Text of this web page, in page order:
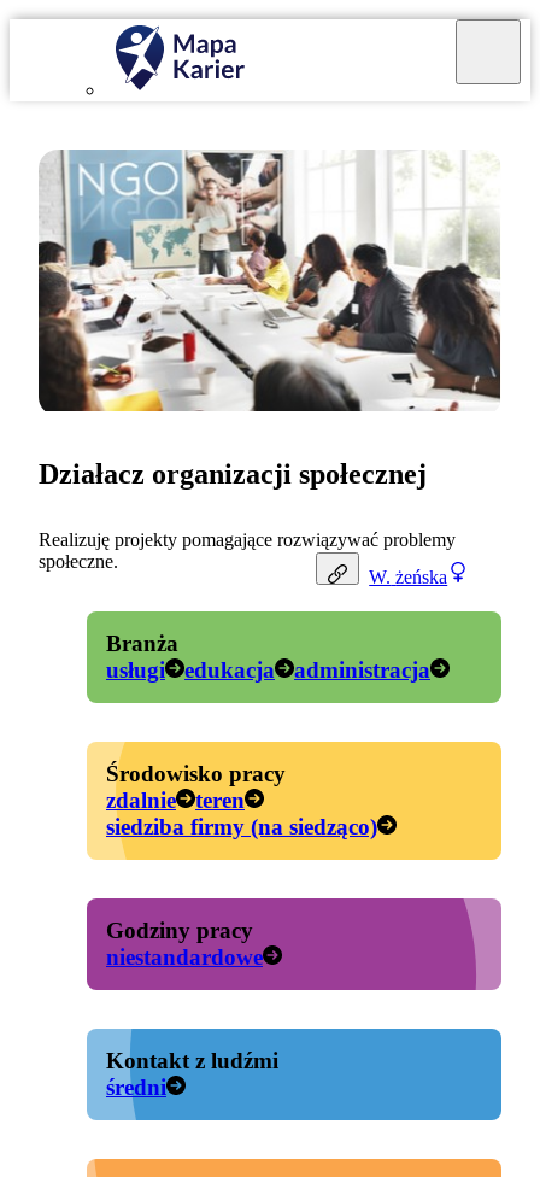
W. żeńska
Działacz organizacji społecznej
Realizuję projekty pomagające rozwiązywać problemy
społeczne.
Branża
usługi
edukacja administracja
Środowisko pracy
zdalnie
teren
siedziba firmy (na siedząco)
Godziny pracy
niestandardowe
Kontakt z ludźmi
średni